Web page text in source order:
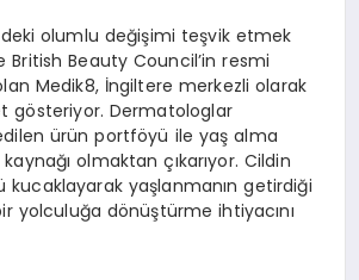
olumlu değişimi teşvik etmek
British Beauty Council’in resmi
Medik8, İngiltere merkezli olarak
gösteriyor. Dermatologlar
ürün portföyü ile yaş alma
olmaktan çıkarıyor. Cildin
kucaklayarak yaşlanmanın getirdiği
yolculuğa dönüştürme ihtiyacını